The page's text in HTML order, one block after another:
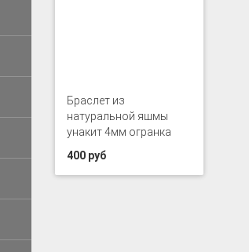
Браслет из
натуральной яшмы
унакит 4мм огранка
400 руб